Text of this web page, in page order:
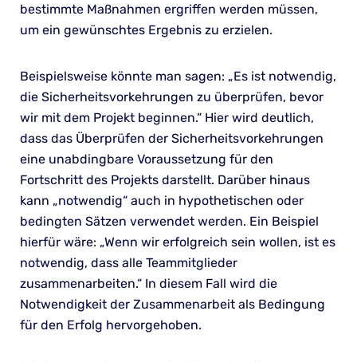
bestimmte Maßnahmen ergriffen werden müssen,
um ein gewünschtes Ergebnis zu erzielen.
Beispielsweise könnte man sagen: „Es ist notwendig,
die Sicherheitsvorkehrungen zu überprüfen, bevor
wir mit dem Projekt beginnen.“ Hier wird deutlich,
dass das Überprüfen der Sicherheitsvorkehrungen
eine unabdingbare Voraussetzung für den
Fortschritt des Projekts darstellt. Darüber hinaus
kann „notwendig“ auch in hypothetischen oder
bedingten Sätzen verwendet werden. Ein Beispiel
hierfür wäre: „Wenn wir erfolgreich sein wollen, ist es
notwendig, dass alle Teammitglieder
zusammenarbeiten.“ In diesem Fall wird die
Notwendigkeit der Zusammenarbeit als Bedingung
für den Erfolg hervorgehoben.